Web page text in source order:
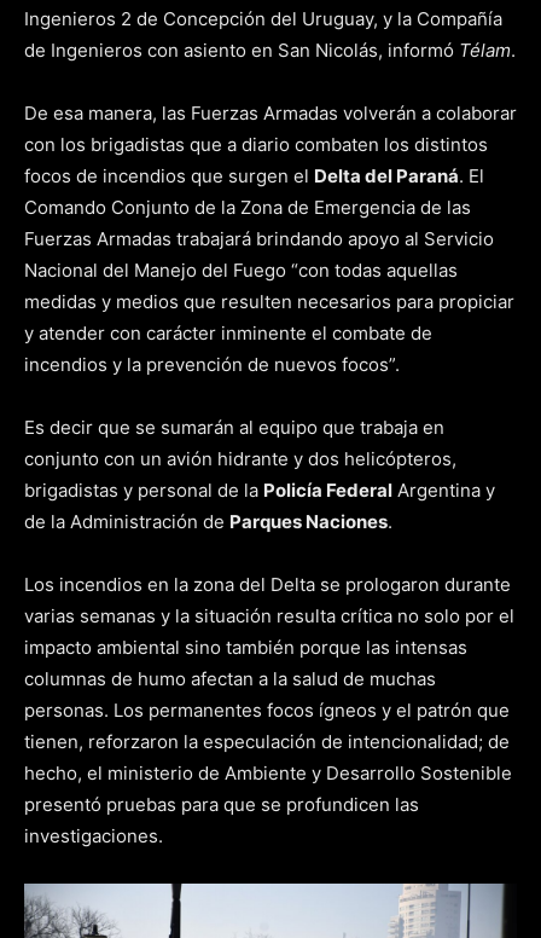
Ingenieros 2 de Concepción del Uruguay, y la Compañía
de Ingenieros con asiento en San Nicolás, informó Télam.
De esa manera, las Fuerzas Armadas volverán a colaborar
con los brigadistas que a diario combaten los distintos
focos de incendios que surgen el Delta del Paraná. El
Comando Conjunto de la Zona de Emergencia de las
Fuerzas Armadas trabajará brindando apoyo al Servicio
Nacional del Manejo del Fuego “con todas aquellas
medidas y medios que resulten necesarios para propiciar
y atender con carácter inminente el combate de
incendios y la prevención de nuevos focos”.
Es decir que se sumarán al equipo que trabaja en
conjunto con un avión hidrante y dos helicópteros,
brigadistas y personal de la Policía Federal Argentina y
de la Administración de Parques Naciones.
Los incendios en la zona del Delta se prologaron durante
varias semanas y la situación resulta crítica no solo por el
impacto ambiental sino también porque las intensas
columnas de humo afectan a la salud de muchas
personas. Los permanentes focos ígneos y el patrón que
tienen, reforzaron la especulación de intencionalidad; de
hecho, el ministerio de Ambiente y Desarrollo Sostenible
presentó pruebas para que se profundicen las
investigaciones.